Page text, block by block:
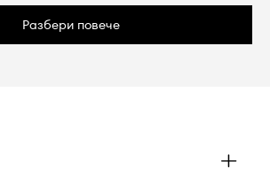
Разбери повече